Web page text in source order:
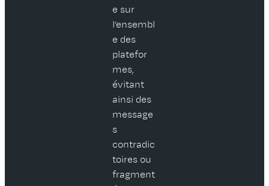
e sur
l’ensembl
e des
platefor
mes,
évitant
ainsi des
message
s
contradic
toires ou
fragment